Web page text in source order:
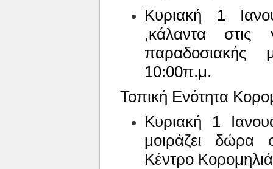
Κυριακή 1
,κάλαντα στις
10:00π.μ.
Τοπική Ενότητα
Κυριακή 1
μοιράζει δώρα
Κέντρο